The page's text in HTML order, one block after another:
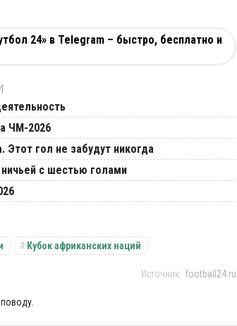
24» в Telegram – быстро, бесплатно и
ЧМ-2026
гол не забудут никогда
с шестью голами
Кубок африканских наций
football24.ru